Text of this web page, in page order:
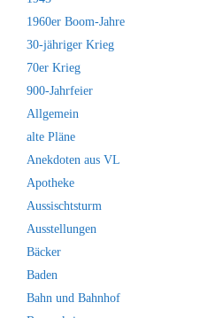
1960er Boom-Jahre
30-jähriger Krieg
70er Krieg
900-Jahrfeier
Allgemein
alte Pläne
Anekdoten aus VL
Apotheke
Aussischtsturm
Ausstellungen
Bäcker
Baden
Bahn und Bahnhof